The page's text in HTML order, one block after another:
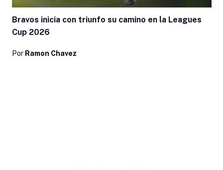
Bravos inicia con triunfo su camino en la Leagues
Cup 2026
Por Ramon Chavez